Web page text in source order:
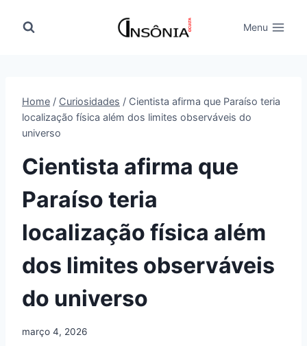
para
Menu
Home / Curiosidades / Cientista afirma que Paraíso teria
localização física além dos limites observáveis do
universo
Cientista afirma que
Paraíso teria
localização física além
dos limites observáveis
do universo
março 4, 2026